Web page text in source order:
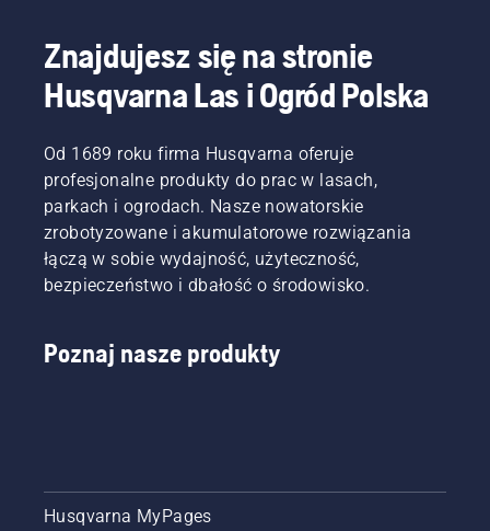
Znajdujesz się na stronie
Husqvarna Las i Ogród Polska
Od 1689 roku firma Husqvarna oferuje
profesjonalne produkty do prac w lasach,
parkach i ogrodach. Nasze nowatorskie
zrobotyzowane i akumulatorowe rozwiązania
łączą w sobie wydajność, użyteczność,
bezpieczeństwo i dbałość o środowisko.
Poznaj nasze produkty
Husqvarna MyPages